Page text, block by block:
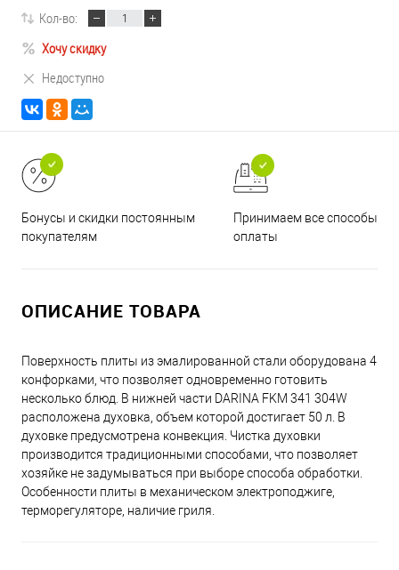
Кол-во:
Хочу скидку
Недоступно
Бонусы и скидки постоянным
покупателям
Принимаем все способы
оплаты
ОПИСАНИЕ ТОВАРА
Поверхность плиты из эмалированной стали оборудована 4
конфорками, что позволяет одновременно готовить
несколько блюд. В нижней части DARINA FKM 341 304W
расположена духовка, объем которой достигает 50 л. В
духовке предусмотрена конвекция. Чистка духовки
производится традиционными способами, что позволяет
хозяйке не задумываться при выборе способа обработки.
Особенности плиты в механическом электроподжиге,
терморегуляторе, наличие гриля.